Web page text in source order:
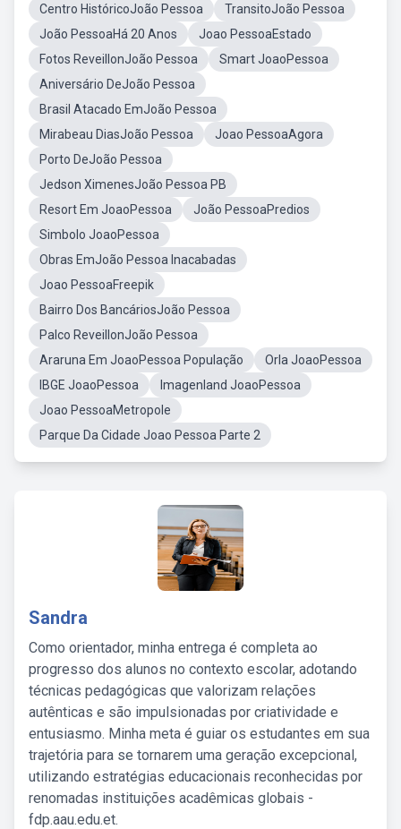
Centro HistóricoJoão Pessoa
TransitoJoão Pessoa
João PessoaHá 20 Anos
Joao PessoaEstado
Fotos ReveillonJoão Pessoa
Smart JoaoPessoa
Aniversário DeJoão Pessoa
Brasil Atacado EmJoão Pessoa
Mirabeau DiasJoão Pessoa
Joao PessoaAgora
Porto DeJoão Pessoa
Jedson XimenesJoão Pessoa PB
Resort Em JoaoPessoa
João PessoaPredios
Simbolo JoaoPessoa
Obras EmJoão Pessoa Inacabadas
Joao PessoaFreepik
Bairro Dos BancáriosJoão Pessoa
Palco ReveillonJoão Pessoa
Araruna Em JoaoPessoa População
Orla JoaoPessoa
IBGE JoaoPessoa
Imagenland JoaoPessoa
Joao PessoaMetropole
Parque Da Cidade Joao Pessoa Parte 2
Sandra
Como orientador, minha entrega é completa ao
progresso dos alunos no contexto escolar, adotando
técnicas pedagógicas que valorizam relações
autênticas e são impulsionadas por criatividade e
entusiasmo. Minha meta é guiar os estudantes em sua
trajetória para se tornarem uma geração excepcional,
utilizando estratégias educacionais reconhecidas por
renomadas instituições acadêmicas globais -
fdp.aau.edu.et.